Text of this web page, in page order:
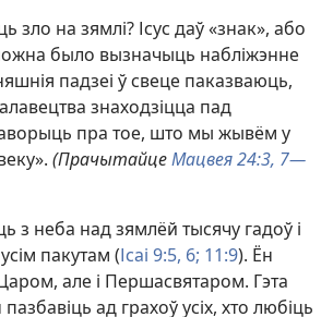
зло на зямлі? Ісус даў «знак», або
было вызначыць набліжэнне
падзеі ў свеце паказваюць,
знаходзіцца пад
пра тое, што мы жывём у
(ПрачытайцеМацвея 24:3, 7—
з неба над зямлёй тысячу гадоў і
пакутам (Ісаі 9:5, 6; 11:9). Ён
але і Першасвятаром. Гэта
ад грахоў усіх, хто любіць